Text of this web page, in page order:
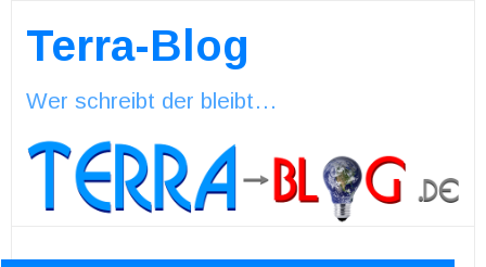
Terra-Blog
Wer schreibt der bleibt…